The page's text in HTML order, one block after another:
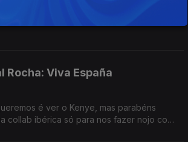
Rocha: Viva España
é ver o Kenye, mas parabéns
collab ibérica só para nos fazer nojo com